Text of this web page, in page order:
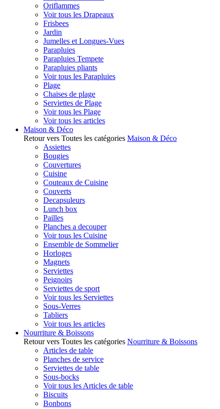
Oriflammes
Voir tous les Drapeaux
Frisbees
Jardin
Jumelles et Longues-Vues
Parapluies
Parapluies Tempete
Parapluies pliants
Voir tous les Parapluies
Plage
Chaises de plage
Serviettes de Plage
Voir tous les Plage
Voir tous les articles
Maison & Déco
Retour vers Toutes les catégories Maison & Déco
Assiettes
Bougies
Couvertures
Cuisine
Couteaux de Cuisine
Couverts
Decapsuleurs
Lunch box
Pailles
Planches a decouper
Voir tous les Cuisine
Ensemble de Sommelier
Horloges
Magnets
Serviettes
Peignoirs
Serviettes de sport
Voir tous les Serviettes
Sous-Verres
Tabliers
Voir tous les articles
Nourriture & Boissons
Retour vers Toutes les catégories Nourriture & Boissons
Articles de table
Planches de service
Serviettes de table
Sous-bocks
Voir tous les Articles de table
Biscuits
Bonbons